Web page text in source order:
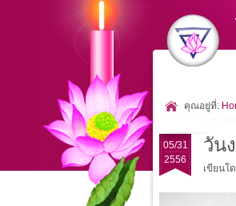
คุณอยู่ที่:
05/31
2556
วัน
เขียนโ